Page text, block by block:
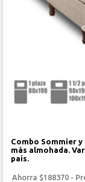
Combo Sommier
más almohada.
país.
Ahorra $188370 -